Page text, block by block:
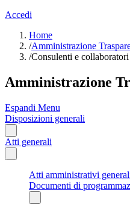
Accedi
Home
/Amministrazione
/Consulenti e collaboratori
Amministrazione
Espandi Menu
Disposizioni generali
Atti generali
Atti amministrativi
Documenti di